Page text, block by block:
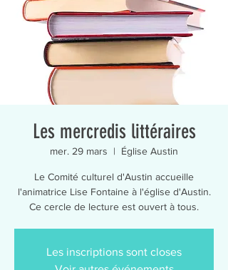
Les mercredis littéraires
mer. 29 mars
  |
Église Austin
Le Comité culturel d'Austin accueille
l'animatrice Lise Fontaine à l'église d'Austin.
Ce cercle de lecture est ouvert à tous.
Les inscriptions sont closes